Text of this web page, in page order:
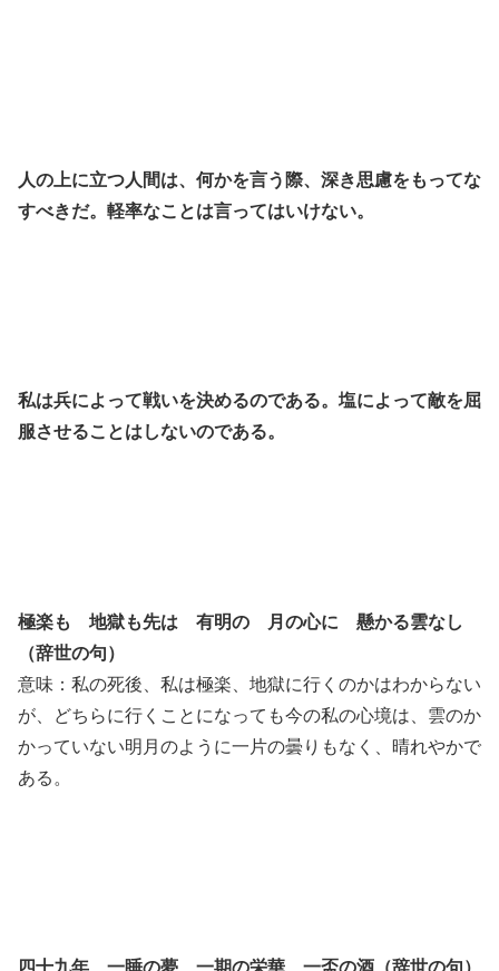
人の上に立つ人間は、何かを言う際、深き思慮をもってな
すべきだ。軽率なことは言ってはいけない。
私は兵によって戦いを決めるのである。塩によって敵を屈
服させることはしないのである。
極楽も 地獄も先は 有明の 月の心に 懸かる雲なし
（辞世の句）
意味：私の死後、私は極楽、地獄に行くのかはわからない
が、どちらに行くことになっても今の私の心境は、雲のか
かっていない明月のように一片の曇りもなく、晴れやかで
ある。
四十九年 一睡の夢 一期の栄華 一盃の酒（辞世の句）